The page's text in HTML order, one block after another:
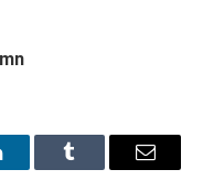
Tumblr Имэйл